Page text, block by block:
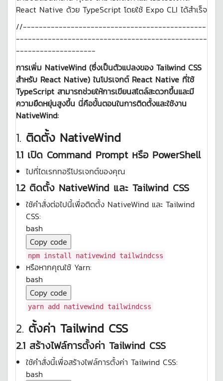
React Native ด้วย TypeScript โดยใช้ Expo CLI ได้สำเร็จ
//----------------------------------------------
------------------------------------------------
--------------------
การเพิ่ม NativeWind (ซึ่งเป็นตัวแปลงของ Tailwind CSS
สำหรับ React Native) ในโปรเจกต์ React Native ที่ใช้
TypeScript สามารถช่วยให้การเขียนสไตล์สะดวกขึ้นและมี
ความยืดหยุ่นสูงขึ้น นี่คือขั้นตอนในการติดตั้งและใช้งาน
NativeWind:
1. ติดตั้ง NativeWind
1.1 เปิด Command Prompt หรือ PowerShell
ไปที่ไดเรกทอรีโปรเจกต์ของคุณ
1.2 ติดตั้ง NativeWind และ Tailwind CSS
ใช้คำสั่งต่อไปนี้เพื่อติดตั้ง NativeWind และ Tailwind
CSS:
bash
Copy code
npm install nativewind tailwindcss
หรือหากคุณใช้ Yarn:
bash
Copy code
yarn add nativewind tailwindcss
2. ตั้งค่า Tailwind CSS
2.1 สร้างไฟล์การตั้งค่า Tailwind CSS
ใช้คำสั่งนี้เพื่อสร้างไฟล์การตั้งค่า Tailwind CSS:
bash